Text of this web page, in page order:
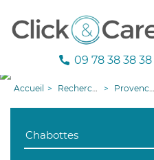
09 78 38 38 38
Accueil Recherche aide à domicile Provence-Alpes-Côte d'Azur